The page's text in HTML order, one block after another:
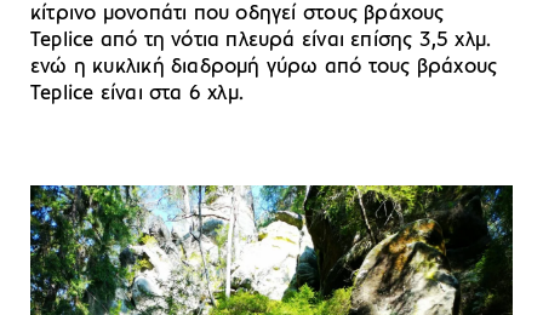
κίτρινο μονοπάτι που οδηγεί στους βράχους
Teplice από τη νότια πλευρά είναι επίσης 3,5 χλμ.
ενώ η κυκλική διαδρομή γύρω από τους βράχους
Teplice είναι στα 6 χλμ.